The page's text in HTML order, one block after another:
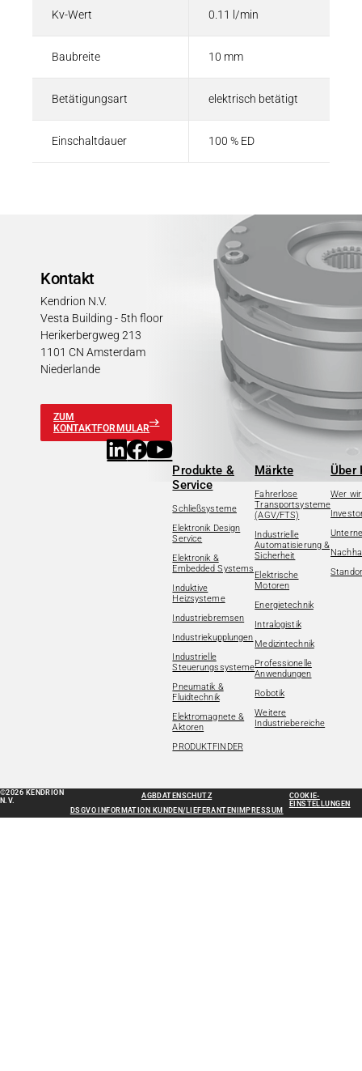
Kv-Wert 0.11 l/min
Baubreite 10 mm
Betätigungsart elektrisch betätigt
Einschaltdauer 100 % ED
Kontakt
Kendrion N.V.
Vesta Building - 5th floor
Herikerbergweg 213
1101 CN Amsterdam
Niederlande
ZUM
KONTAKTFORMULAR
Produkte &
Service
Schließsysteme
Elektronik Design
Service
Elektronik &
Embedded Systems
Induktive
Heizsysteme
Industriebremsen
Industriekupplungen
Industrielle
Steuerungssysteme
Pneumatik &
Fluidtechnik
Elektromagnete &
Aktoren
PRODUKTFINDER
Märkte
Fahrerlose
Transportsysteme
(AGV/FTS)
Industrielle
Automatisierung &
Sicherheit
Elektrische
Motoren
Energietechnik
Intralogistik
Medizintechnik
Professionelle
Anwendungen
Robotik
Weitere
Industriebereiche
Über
Wer
©2026 KENDRION
N.V.
AGBDATENSCHUTZ
DSGVO INFORMATION KUNDEN/LIEFERANTEN IMPRESSUM
COOKIE-
EINSTELLUNGEN